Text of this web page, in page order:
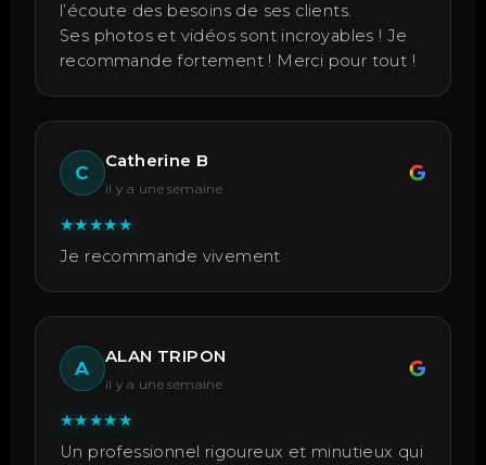
l’écoute des besoins de ses clients.
Ses photos et vidéos sont incroyables ! Je
recommande fortement ! Merci pour tout !
C
Catherine B
il y a une semaine
★★★★★
Je recommande vivement
A
ALAN TRIPON
il y a une semaine
★★★★★
Un professionnel rigoureux et minutieux qui